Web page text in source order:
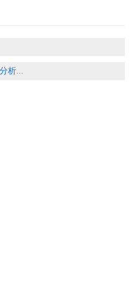
析...